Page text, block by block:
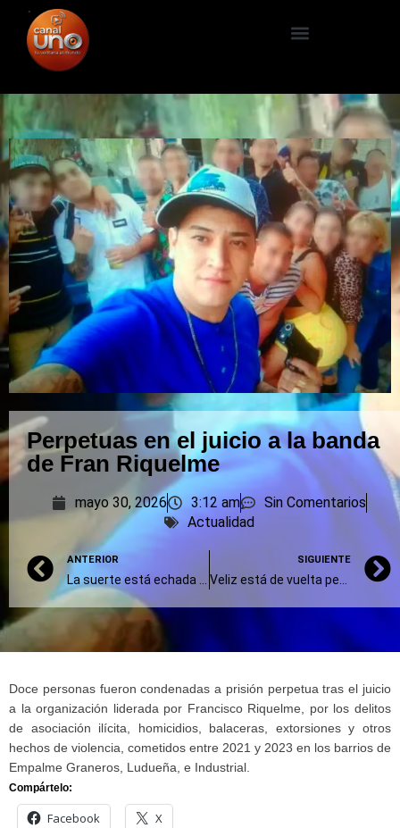
Perpetuas en el juicio a la banda
de Fran Riquelme
mayo 30, 2026 3:12 am
Sin Comentarios
Actualidad
ANTERIOR
La suerte está echada para Central
SIGUIENTE
Veliz está de vuelta pero se despide mañana
Doce personas fueron condenadas a prisión perpetua tras el juicio
a la organización liderada por Francisco Riquelme, por los delitos
de asociación ilícita, homicidios, balaceras, extorsiones y otros
hechos de violencia, cometidos entre 2021 y 2023 en los barrios de
Empalme Graneros, Ludueña, e Industrial.
Compártelo:
Facebook X